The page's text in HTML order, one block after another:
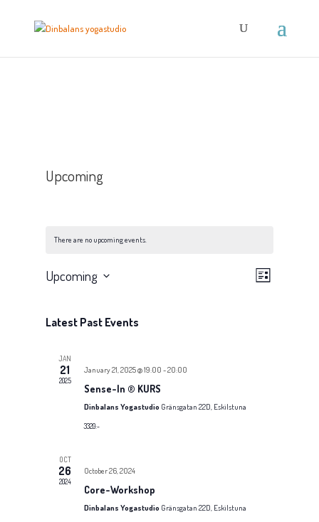
Upcoming
There are no upcoming events.
Views
Event
Views
List
Upcoming
Latest Past Events
JAN
21
2025
January 21, 2025 @ 19:00 -20:00
Sense-In ® KURS
Dinbalans Yogastudio Gränsgatan 22D, Eskilstuna
3320:-
OCT
26
2024
October 26, 2024
Core-Workshop
Dinbalans Yogastudio Gränsgatan 22D, Eskilstuna